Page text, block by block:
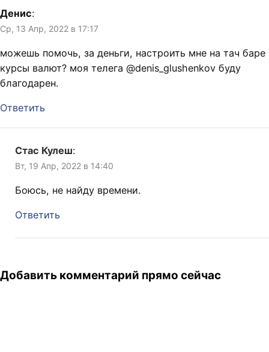
Денис:
Ср, 13 Апр, 2022 в 17:17
можешь помочь, за деньги, настроить мне на тач баре
курсы валют? моя телега @denis_glushenkov буду
благодарен.
Ответить
Стас Кулеш:
Вт, 19 Апр, 2022 в 14:40
Боюсь, не найду времени.
Ответить
Добавить комментарий прямо сейчас